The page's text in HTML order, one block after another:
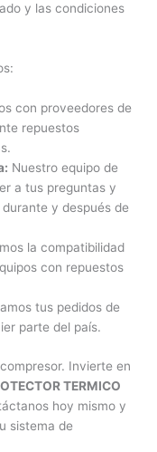
y las condiciones
con proveedores de
repuestos
Nuestro equipo de
a tus preguntas y
y después de
la compatibilidad
con repuestos
tus pedidos de
parte del país.
Invierte en
TERMICO
hoy mismo y
sistema de